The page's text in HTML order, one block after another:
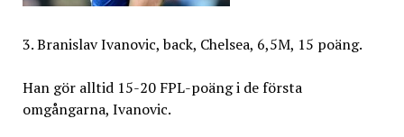
3. Branislav Ivanovic, back, Chelsea, 6,5M, 15 poäng.
Han gör alltid 15-20 FPL-poäng i de första
omgångarna, Ivanovic.